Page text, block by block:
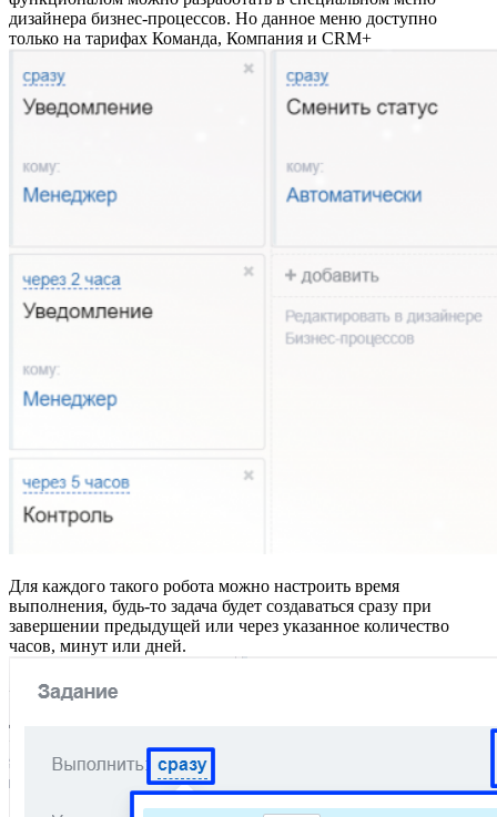
дизайнера бизнес-процессов. Но данное меню доступно
только на тарифах Команда, Компания и CRM+
Для каждого такого робота можно настроить время
выполнения, будь-то задача будет создаваться сразу при
завершении предыдущей или через указанное количество
часов, минут или дней.